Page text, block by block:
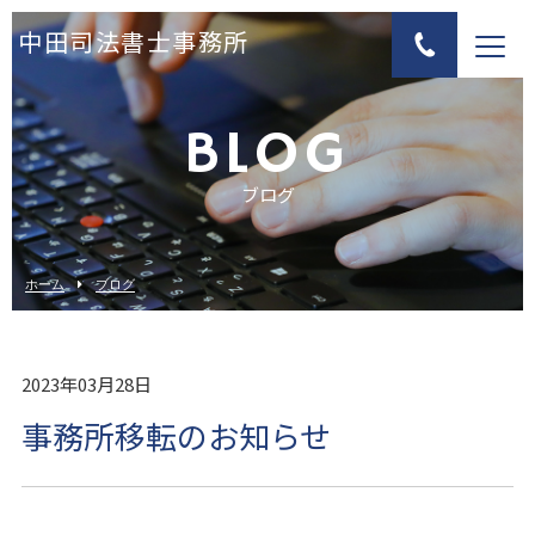
中田司法書士事務所
BLOG
ブログ
ホーム ブログ
2023年03月28日
事務所移転のお知らせ